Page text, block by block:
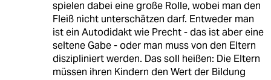
spielen dabei eine große Rolle, wobei man den
Fleiß nicht unterschätzen darf. Entweder man
ist ein Autodidakt wie Precht - das ist aber eine
seltene Gabe - oder man muss von den Eltern
diszipliniert werden. Das soll heißen: Die Eltern
müssen ihren Kindern den Wert der Bildung